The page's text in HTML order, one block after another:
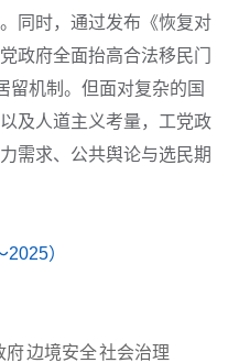
同时，通过发布《恢复对
政府全面抬高合法移民门
留机制。但面对复杂的国
及人道主义考量，工党政
需求、公共舆论与选民期
）
府边境安全社会治理